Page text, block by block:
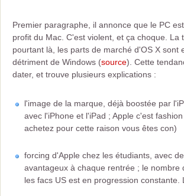
Premier paragraphe, il annonce que le PC
profit du Mac. C'est violent, et ça choque. La
pourtant là, les parts de marché d'OS X sont
détriment de Windows (source). Cette
dater, et trouve plusieurs explications :
l'image de la marque, déjà boostée par
avec l'iPhone et l'iPad ; Apple c'est
achetez pour cette raison vous êtes con)
forcing d'Apple chez les étudiants, avec
avantageux à chaque rentrée ; le nombre
les facs US est en progression constante.